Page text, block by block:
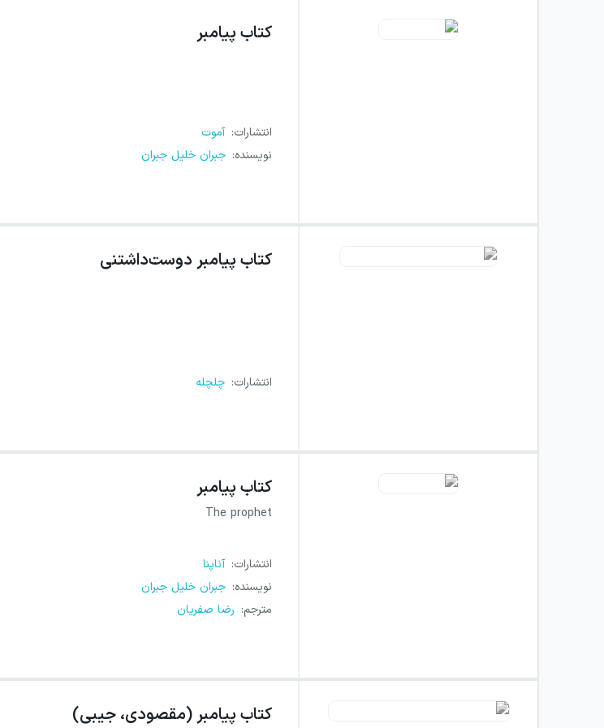
کتاب پیامبر
انتشارات: آموت
نویسنده: جبران خلیل جبران
کتاب پیامبر دوست‌داشتنی
انتشارات: چلچله
کتاب پیامبر
The prophet
انتشارات: آناپنا
نویسنده: جبران خلیل جبران
مترجم: رضا صفریان
کتاب پیامبر (مقصودی، جیبی)